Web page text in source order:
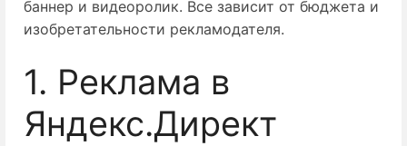
баннер и видеоролик. Все зависит от бюджета и
изобретательности рекламодателя.
1. Реклама в
Яндекс.Директ